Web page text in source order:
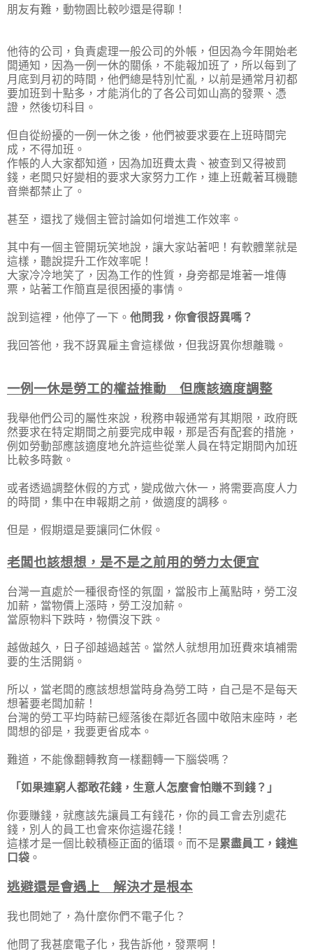
朋友有難，動物園比較吵還是得聊！
他待的公司，負責處理一般公司的外帳，但因為今年開始老
闆通知，因為一例一休的關係，不能報加班了，所以每到了
月底到月初的時間，他們總是特別忙亂，以前是通常月初都
要加班到十點多，才能消化的了各公司如山高的發票、憑
證，然後切科目。
但自從紛擾的一例一休之後，他們被要求要在上班時間完
成，不得加班。
作帳的人大家都知道，因為加班費太貴、被查到又得被罰
錢，老闆只好變相的要求大家努力工作，連上班戴著耳機聽
音樂都禁止了。
甚至，還找了幾個主管討論如何增進工作效率。
其中有一個主管開玩笑地說，讓大家站著吧！有軟體業就是
這樣，聽說提升工作效率呢！
大家冷冷地笑了，因為工作的性質，身旁都是堆著一堆傳
票，站著工作簡直是很困擾的事情。
說到這裡，他停了一下。 他問我，你會很訝異嗎？
我回答他，我不訝異雇主會這樣做，但我訝異你想離職。
一例一休是勞工的權益推動 但應該適度調整
我舉他們公司的屬性來說，稅務申報通常有其期限，政府既
然要求在特定期間之前要完成申報，那是否有配套的措施，
例如勞動部應該適度地允許這些從業人員在特定期間內加班
比較多時數。
或者透過調整休假的方式，變成做六休一，將需要高度人力
的時間，集中在申報期之前，做適度的調移。
但是，假期還是要讓同仁休假。
老闆也該想想，是不是之前用的勞力太便宜
台灣一直處於一種很奇怪的氛圍，當股市上萬點時，勞工沒
加薪，當物價上漲時，勞工沒加薪。
當原物料下跌時，物價沒下跌。
越做越久，日子卻越過越苦。當然人就想用加班費來填補需
要的生活開銷。
所以，當老闆的應該想想當時身為勞工時，自己是不是每天
想著要老闆加薪！
台灣的勞工平均時薪已經落後在鄰近各國中敬陪末座時，老
闆想的卻是，我要更省成本。
難道，不能像翻轉教育一樣翻轉一下腦袋嗎？
「如果連窮人都敢花錢，生意人怎麼會怕賺不到錢？」
你要賺錢，就應該先讓員工有錢花，你的員工會去別處花
錢，別人的員工也會來你這邊花錢！
這樣才是一個比較積極正面的循環。而不是累盡員工，錢進
口袋 。
逃避還是會遇上 解決才是根本
我也問她了，為什麼你們不電子化？
他問了我甚麼電子化，我告訴他，發票啊！